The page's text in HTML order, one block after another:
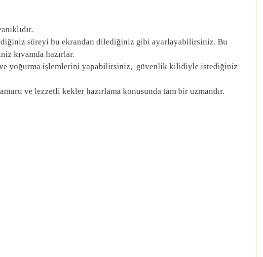
süreyi bu ekrandan dilediğiniz gibi ayarlayabilirsiniz. Bu
kıvamda hazırlar.
ve yoğurma işlemlerini yapabilirsiniz, güvenlik kilidiyle istediğiniz
ve lezzetli kekler hazırlama konusunda tam bir uzmandır.